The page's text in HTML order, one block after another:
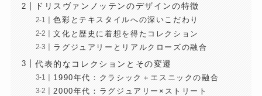
ドリスヴァンノッテンのデザインの特徴
色彩とテキスタイルへの深いこだわり
文化と歴史に着想を得たコレクション
ラグジュアリーとリアルクローズの融合
代表的なコレクションとその変遷
1990年代：クラシック＋エスニックの融合
2000年代：ラグジュアリー×ストリート